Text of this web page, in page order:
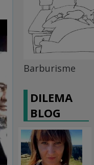
Barburisme
DILEMA
BLOG